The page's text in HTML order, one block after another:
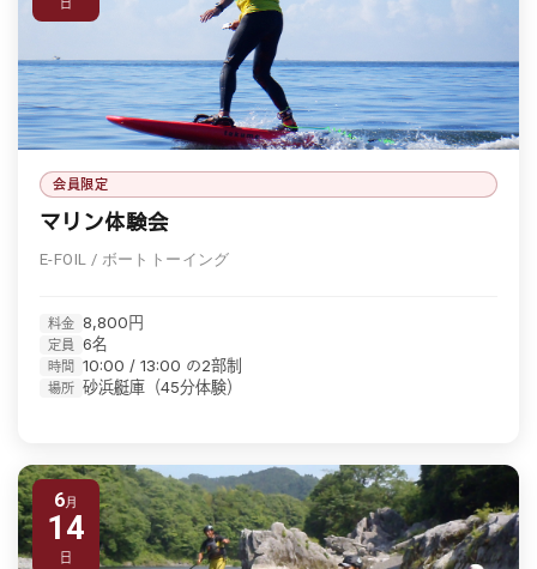
会員限定
マリン体験会
E-FOIL / ボートトーイング
料金 8,800円
定員 6名
時間 10:00 / 13:00 の2部制
場所 砂浜艇庫（45分体験）
6
14
日